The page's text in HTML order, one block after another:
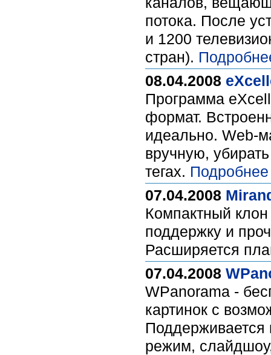
потока. После
и 1200
стран).
08.04.2008
Программа
формат.
идеально. Web-
вручную,
тегах.
07.04.2008
Компактный
поддержку и
Расширяется
07.04.2008
WPanorama -
картинок с
Поддерживается
режим,